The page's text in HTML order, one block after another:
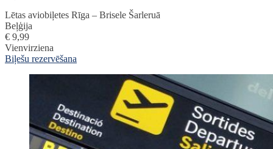
Lētas aviobiļetes Rīga – Brisele Šarleruā
Beļģija
€ 9,99
Vienvirziena
Biļešu rezervēšana